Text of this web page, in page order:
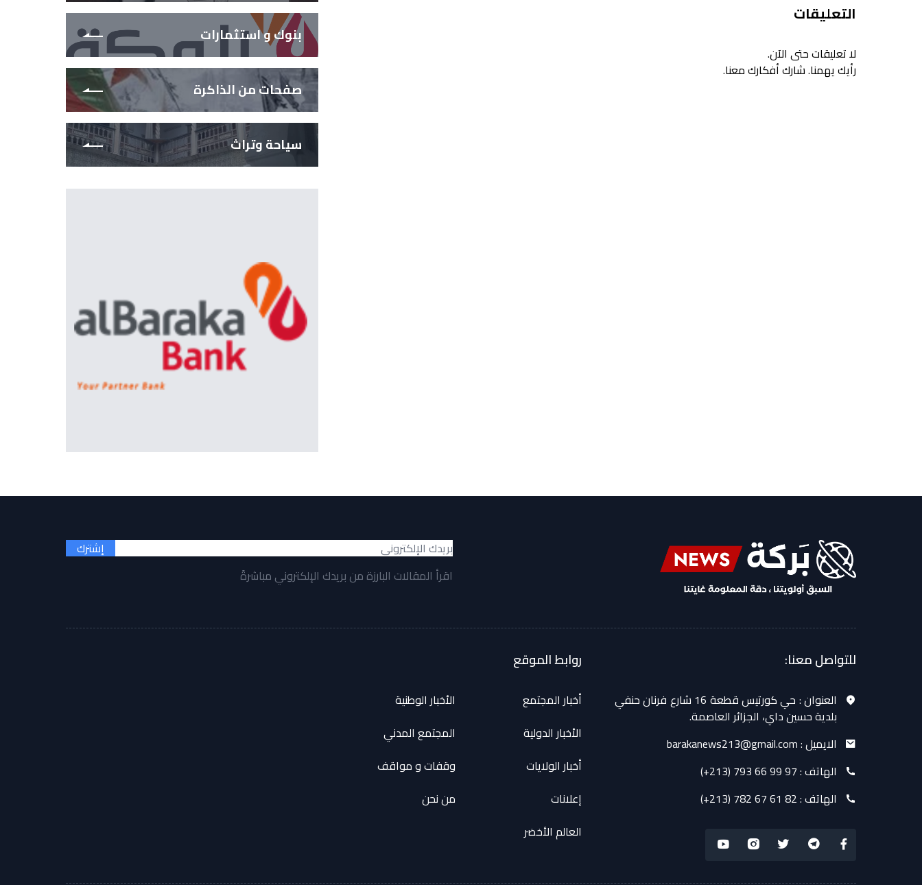
التعليقات
لا تعليقات حتى الآن.
رأيك يهمنا. شارك أفكارك معنا.
بنوك و استثمارات
صفحات من الذاكرة
سياحة وتراث
إشترك
اقرأ المقالات البارزة من بريدك الإلكتروني مباشرةً
للتواصل معنا:
العنوان :
حي كورتيس قطعة 16 شارع فرنان حنفي
بلدية حسين داي، الجزائر العاصمة.
الايميل :barakanews213@gmail.com
الهاتف :(+213) 793 66 99 97
الهاتف :(+213) 782 67 61 82
روابط الموقع
أخبار المجتمع
الأخبار الوطنية
الأخبار الدولية
المجتمع المدني
أخبار الولايات
وقفات و مواقف
إعلانات
من نحن
العالم الأخضر